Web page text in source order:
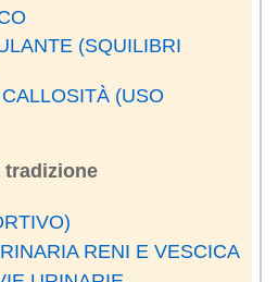
(SQUILIBRI
(USO
tradizione
RENI E VESCICA